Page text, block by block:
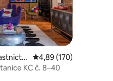
hodnoceníPrůměrné hodnocení
4,89 (170)
KC č. 8–40